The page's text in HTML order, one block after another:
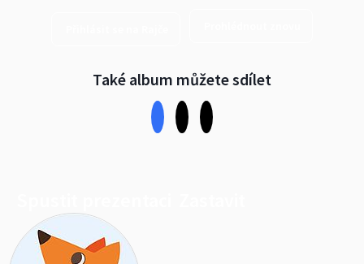
Také album můžete sdílet